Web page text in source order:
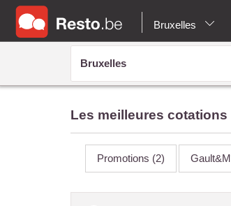
Bruxelles
Les meilleures cotations
Promotions (2)